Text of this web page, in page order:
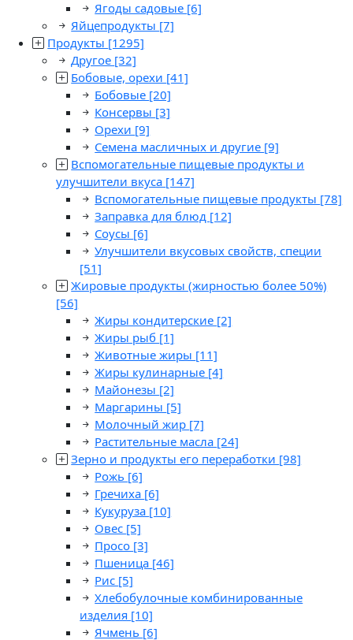
Ягоды садовые [6]
Яйцепродукты [7]
Продукты [1295]
Другое [32]
Бобовые, орехи [41]
Бобовые [20]
Консервы [3]
Орехи [9]
Семена масличных и другие [9]
Вспомогательные пищевые продукты и
улучшители вкуса [147]
Вспомогательные пищевые продукты [78]
Заправка для блюд [12]
Соусы [6]
Улучшители вкусовых свойств, специи
[51]
Жировые продукты (жирностью более 50%)
[56]
Жиры кондитерские [2]
Жиры рыб [1]
Животные жиры [11]
Жиры кулинарные [4]
Майонезы [2]
Маргарины [5]
Молочный жир [7]
Растительные масла [24]
Зерно и продукты его переработки [98]
Рожь [6]
Гречиха [6]
Кукуруза [10]
Овес [5]
Просо [3]
Пшеница [46]
Рис [5]
Хлебобулочные комбинированные
изделия [10]
Ячмень [6]